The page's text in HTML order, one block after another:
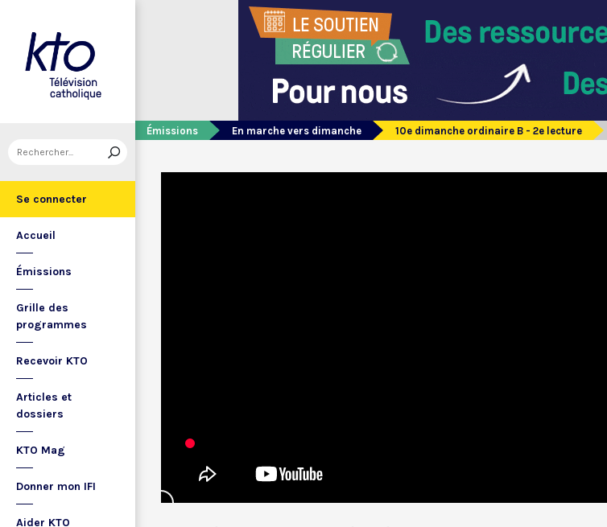
Se connecter
Accueil
Émissions
Grille des
programmes
Recevoir KTO
Articles et
dossiers
KTO Mag
Donner mon IFI
Aider KTO
Émissions En marche vers dimanche 10e dimanche ordinaire B - 2e lecture